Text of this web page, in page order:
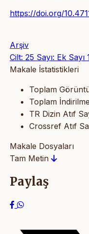
https://doi.org/
Arşiv
Cilt: 25 Sayı: Ek Sayı
Makale İstatistikleri
Toplam
Toplam İndirilme
TR Dizin Atıf
Crossref Atıf
Makale Dosyaları
Tam Metin
Paylaş